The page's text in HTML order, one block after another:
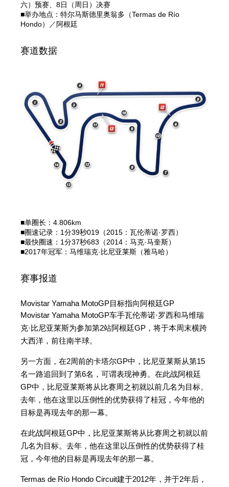
六）预赛、8日（周日）决赛
■举办地点：特尔马斯德里奥翁多（Termas de Río
Hondo）／阿根廷
赛道数据
■单圈长：4.806km
■圈速记录：1分39秒019（2015：瓦伦蒂诺·罗西）
■最快圈速：1分37秒683（2014：马克·马奎斯）
■2017年冠军：马维瑞克·比尼亚莱斯（雅马哈）
赛事报道
Movistar Yamaha MotoGP目标指向阿根廷GP
Movistar Yamaha MotoGP车手瓦伦蒂诺·罗西和马维瑞
克·比尼亚莱斯为参加第2站阿根廷GP，将于本周末横跨
大西洋，前往南半球。
另一方面，在2周前的卡塔尔GP中，比尼亚莱斯从第15
名一路追回到了第6名，可谓表现神勇。在此战阿根廷
GP中，比尼亚莱斯将从比赛周之初就以前几名为目标。
去年，他在这里以压倒性的优势获得了桂冠，今年他的
目标是再现去年的那一幕。
在此战阿根廷GP中，比尼亚莱斯将从比赛周之初就以前
几名为目标。去年，他在这里以压倒性的优势获得了桂
冠，今年他的目标是再现去年的那一幕。
Termas de Río Hondo Circuit建于2012年，并于2年后，